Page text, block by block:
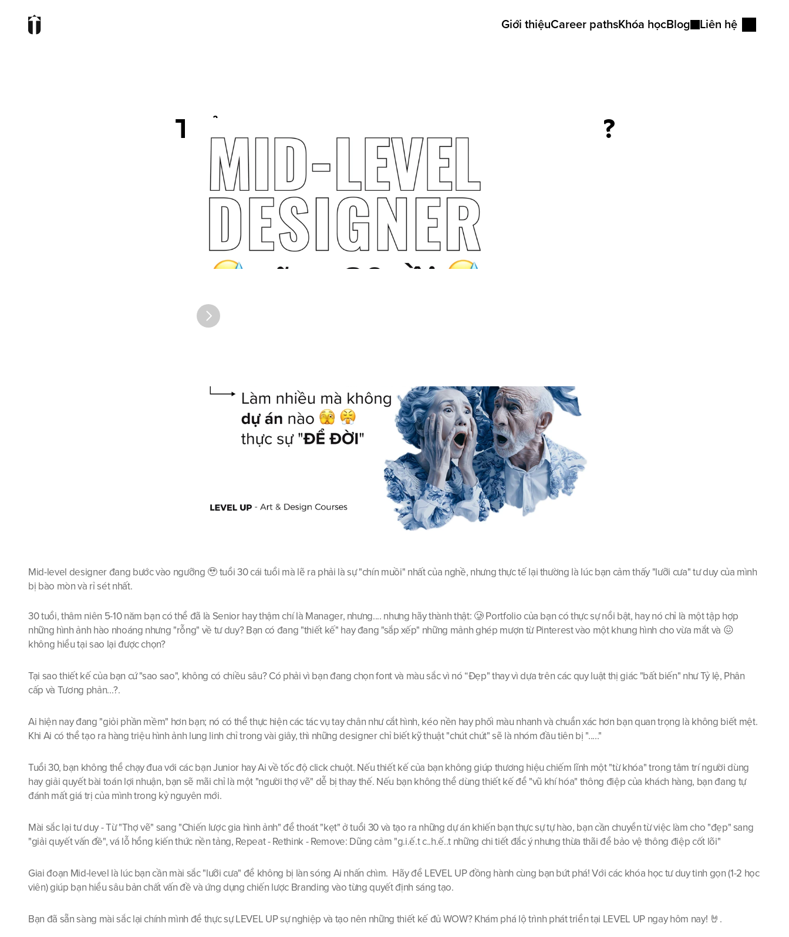
Bài học viên
Giới thiệuCareer pathsKhóa họcBlog Liên hệ
Tuổi 30 Mid-level designer sẽ làm gì?
Typography
Mid-level designer đang bước vào ngưỡng 🥹 tuổi 30 cái tuổi mà lẽ ra phải là sự "chín muồi" nhất của nghề, nhưng thực tế lại thường là lúc bạn cảm thấy "lưỡi cưa" tư duy của mình
bị bào mòn và rỉ sét nhất.
30 tuổi, thâm niên 5-10 năm bạn có thể đã là Senior hay thậm chí là Manager, nhưng.... nhưng hãy thành thật: 🥲 Portfolio của bạn có thực sự nổi bật, hay nó chỉ là một tập hợp
những hình ảnh hào nhoáng nhưng "rỗng" về tư duy? Bạn có đang "thiết kế" hay đang "sắp xếp" những mảnh ghép mượn từ Pinterest vào một khung hình cho vừa mắt và 😖
không hiểu tại sao lại được chọn?
Tại sao thiết kế của bạn cứ "sao sao", không có chiều sâu? Có phải vì bạn đang chọn font và màu sắc vì nó “Đẹp" thay vì dựa trên các quy luật thị giác "bất biến" như Tỷ lệ, Phân
cấp và Tương phản...?.
Ai hiện nay đang "giỏi phần mềm" hơn bạn; nó có thể thực hiện các tác vụ tay chân như cắt hình, kéo nền hay phối màu nhanh và chuẩn xác hơn bạn quan trọng là không biết mệt.
Khi Ai có thể tạo ra hàng triệu hình ảnh lung linh chỉ trong vài giây, thì những designer chỉ biết kỹ thuật "chút chút" sẽ là nhóm đầu tiên bị "....."
Tuổi 30, bạn không thể chạy đua với các bạn Junior hay Ai về tốc độ click chuột. Nếu thiết kế của bạn không giúp thương hiệu chiếm lĩnh một "từ khóa" trong tâm trí người dùng
hay giải quyết bài toán lợi nhuận, bạn sẽ mãi chỉ là một "người thợ vẽ" dễ bị thay thế. Nếu bạn không thể dùng thiết kế để "vũ khí hóa" thông điệp của khách hàng, bạn đang tự
đánh mất giá trị của mình trong kỷ nguyên mới.
Mài sắc lại tư duy - Từ "Thợ vẽ" sang "Chiến lược gia hình ảnh" để thoát "kẹt" ở tuổi 30 và tạo ra những dự án khiến bạn thực sự tự hào, bạn cần chuyển từ việc làm cho "đẹp" sang
"giải quyết vấn đề", vá lỗ hổng kiến thức nền tảng, Repeat - Rethink - Remove: Dũng cảm "g.i.ế.t c..h.ế..t những chi tiết đắc ý nhưng thừa thãi để bảo vệ thông điệp cốt lõi"
Giai đoạn Mid-level là lúc bạn cần mài sắc "lưỡi cưa" để không bị làn sóng Ai nhấn chìm.  Hãy để LEVEL UP đồng hành cùng bạn bứt phá! Với các khóa học tư duy tinh gọn (1-2 học
viên) giúp bạn hiểu sâu bản chất vấn đề và ứng dụng chiến lược Branding vào từng quyết định sáng tạo.
Bạn đã sẵn sàng mài sắc lại chính mình để thực sự LEVEL UP sự nghiệp và tạo nên những thiết kế đủ WOW? Khám phá lộ trình phát triển tại LEVEL UP ngay hôm nay! 🤘.